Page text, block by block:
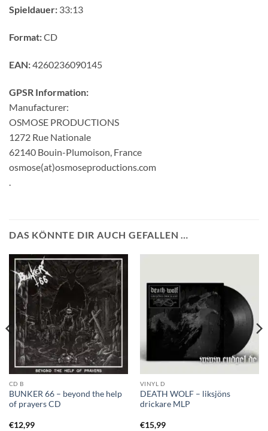
Spieldauer: 33:13
Format:CD
EAN:4260236090145
GPSR Information:
Manufacturer:
OSMOSE PRODUCTIONS
1272 Rue Nationale
62140 Bouin-Plumoison, France
osmose(at)osmoseproductions.com
DAS KÖNNTE DIR AUCH GEFALLEN …
CD B
BUNKER 66 – beyond the help
of prayers CD
€12,99
VINYL D
DEATH WOLF – liksjöns
drickare MLP
€15,99